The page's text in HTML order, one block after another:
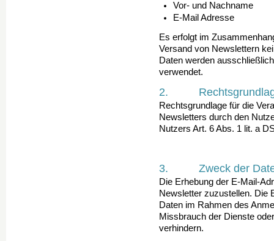
Vor- und Nachname
E-Mail Adresse
Es erfolgt im
Versand von Newslettern
Daten werden
verwendet.
2. Rechtsgrundlage
Rechtsgrundlage für die
Newsletters durch den
Nutzers Art. 6 Abs. 1 lit. a
3. Zweck der
Die Erhebung der E-Mail-
Newsletter zuzustellen. Die
Daten im Rahmen des
Missbrauch der Dienste
verhindern.